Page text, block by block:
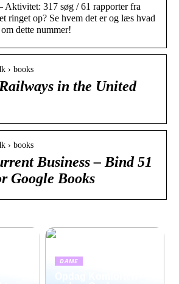
Aktivitet: 317 søg / 61 rapporter fra
ringet op? Se hvem det er og læs hvad
dette nummer!
› books
in the United
› books
Business – Bind 51
Google Books
DAME